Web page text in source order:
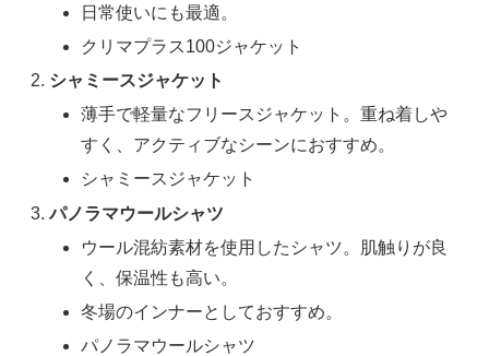
日常使いにも最適。
クリマプラス100ジャケット
シャミースジャケット
薄手で軽量なフリースジャケット。重ね着しや
すく、アクティブなシーンにおすすめ。
シャミースジャケット
パノラマウールシャツ
ウール混紡素材を使用したシャツ。肌触りが良
く、保温性も高い。
冬場のインナーとしておすすめ。
パノラマウールシャツ